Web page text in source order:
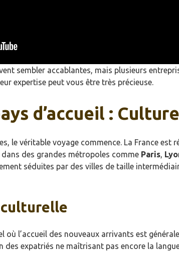
sembler accablantes, mais plusieurs
expertise peut vous être très précieuse.
d’accueil :
le véritable voyage commence. La France
des grandes métropoles comme Paris,
séduites par des villes de taille
où l’accueil des nouveaux arrivants est
des expatriés ne maîtrisant pas encore la